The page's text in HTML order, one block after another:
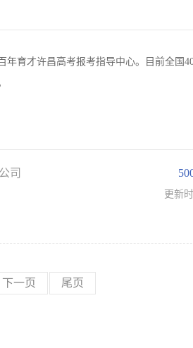
育才许昌高考报考指导中心。目前全国
司
更新
下一页 尾页